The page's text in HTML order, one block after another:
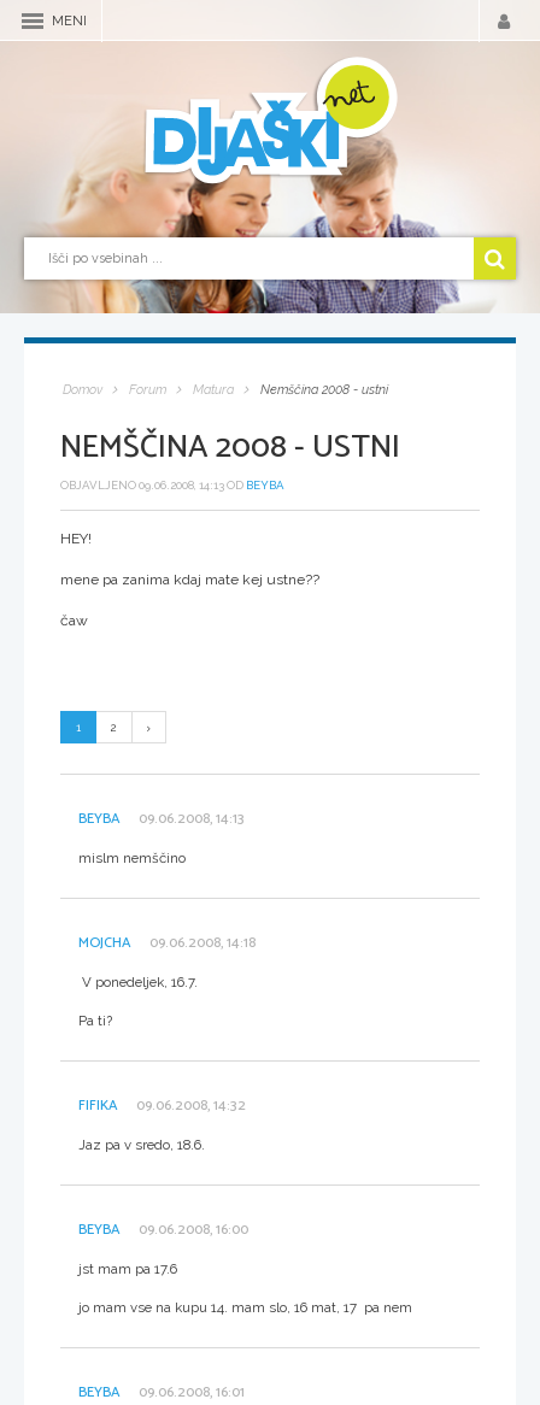
MENI
Domov Forum Matura Nemščina 2008 - ustni
NEMŠČINA 2008 - USTNI
OBJAVLJENO 09.06.2008, 14:13 OD BEYBA
HEY!
mene pa zanima kdaj mate kej ustne??
čaw
1 2
BEYBA 09.06.2008, 14:13
mislm nemščino
MOJCHA 09.06.2008, 14:18
V ponedeljek, 16.7.
Pa ti?
FIFIKA 09.06.2008, 14:32
Jaz pa v sredo, 18.6.
BEYBA 09.06.2008, 16:00
jst mam pa 17.6
jo mam vse na kupu 14. mam slo, 16 mat, 17 pa nem
BEYBA 09.06.2008, 16:01